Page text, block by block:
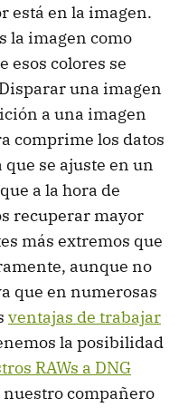
está en la imagen.
la imagen como
esos colores se
una imagen
a una imagen
comprime los datos
se ajuste en un
a la hora de
recuperar mayor
más extremos que
aunque no
que en numerosas
ventajas de trabajar
la posibilidad
RAWs a DNG
nuestro compañero